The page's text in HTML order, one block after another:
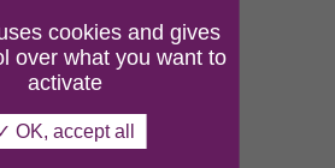
de 12 ans
: espèces, chèques
:
cookies and gives
over what you want to
activate
OK, accept all